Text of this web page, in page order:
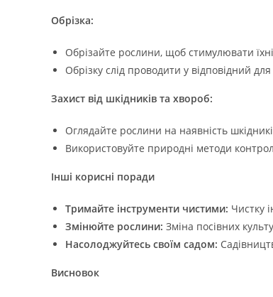
Обрізка:
Обрізайте рослини, щоб стимулювати
Обрізку слід проводити у відповідний
Захист від шкідників та хвороб:
Оглядайте рослини на наявність
Використовуйте природні методи
Інші корисні поради
Тримайте інструменти чистими: Чистку
Змінюйте рослини:
Насолоджуйтесь своїм садом:
Висновок